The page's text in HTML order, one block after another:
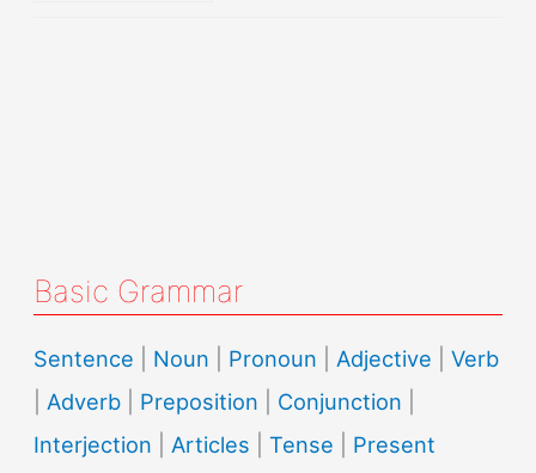
Basic Grammar
Sentence Noun Pronoun Adjective |Verb
Adverb Preposition Conjunction
Interjection
Articles |Tense
Present